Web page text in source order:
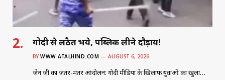
गोदी से लठैत भये, पब्लिक लीने दौड़ाय!
BY WWW.ATALHIND.COM AUGUST 6, 2026
जेन जी का जंतर-मंतर आंदोलन: गोदी मीडिया के खिलाफ युवाओं का खुला…